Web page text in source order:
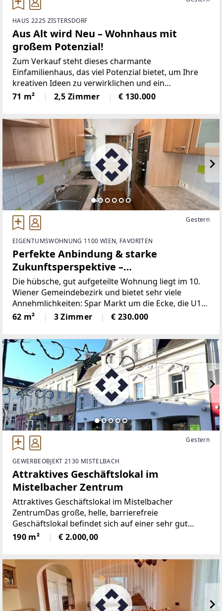
HAUS 2225 ZISTERSDORF
Aus Alt wird Neu – Wohnhaus mit
großem Potenzial!
Zum Verkauf steht dieses charmante
Einfamilienhaus, das viel Potenzial bietet, um Ihre
kreativen Ideen zu verwirklichen und ein
einzigartiges Zuhause zu schaffen.Das Wohnhaus
liegt in einer ruhigen Seitenstraße, umgeben von
71 m² 2,5 Zimmer € 130.000
Gestern
EIGENTUMSWOHNUNG 1100 WIEN, FAVORITEN
Perfekte Anbindung & starke
Zukunftsperspektive –
Eigentumswohnung in Favoriten
Die hübsche, gut aufgeteilte Wohnung liegt im 10.
Wiener Gemeindebezirk und bietet sehr viele
Annehmlichkeiten: Spar Markt um die Ecke, die U1
Station Troststraße nur 70m entfernt und der
Anschluss an die A23 in 2 Fahrminuten mit dem
62 m² 3 Zimmer € 230.000
Gestern
GEWERBEOBJEKT 2130 MISTELBACH
Attraktives Geschäftslokal im
Mistelbacher Zentrum
Attraktives Geschäftslokal im Mistelbacher
ZentrumDas große, helle, barrierefreie
Geschäftslokal befindet sich auf einer sehr gut
frequentierten Straße.Nutzfläche ca. 190m² + ca.
80m² Passage. Lager und Mitarbeiterraum bzw.
190 m² € 2.000,00